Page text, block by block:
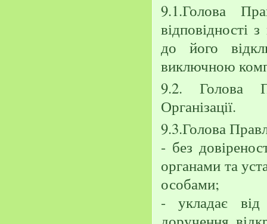
9.1.Голова
відповідності
до його
виключною
9.2. Голова
Організації.
9.3.Голова
- без
органами та
особами;
- укладає від